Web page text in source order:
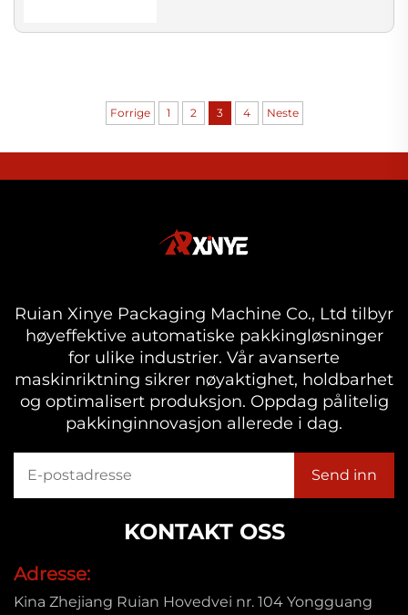
Forrige 1 2 3 4 Neste
Ruian Xinye Packaging Machine Co., Ltd tilbyr
høyeffektive automatiske pakkingløsninger
for ulike industrier. Vår avanserte
maskinriktning sikrer nøyaktighet, holdbarhet
og optimalisert produksjon. Oppdag pålitelig
pakkinginnovasjon allerede i dag.
KONTAKT OSS
Adresse:
Kina Zhejiang Ruian Hovedvei nr. 104 Yongguang